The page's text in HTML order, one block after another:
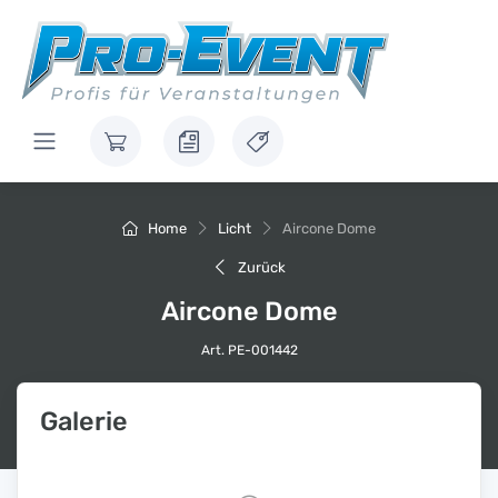
Home Licht Aircone Dome
Zurück
Aircone Dome
Art. PE-001442
Galerie